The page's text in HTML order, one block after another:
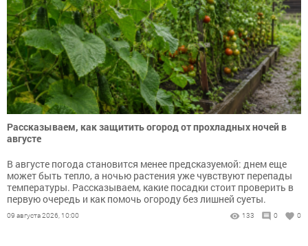
Рассказываем, как защитить огород от прохладных ночей в
августе
В августе погода становится менее предсказуемой: днем еще
может быть тепло, а ночью растения уже чувствуют перепады
температуры. Рассказываем, какие посадки стоит проверить в
первую очередь и как помочь огороду без лишней суеты.
09 августа 2026, 10:00 133 0 0